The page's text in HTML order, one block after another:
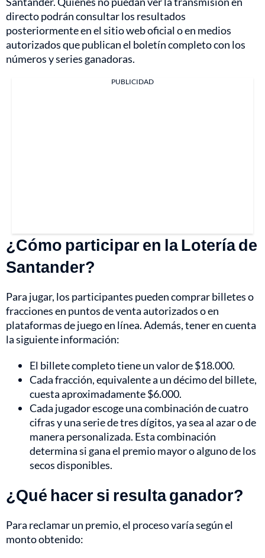
directo podrán consultar los resultados
posteriormente en el sitio web oficial o en medios
autorizados que publican el boletín completo con los
números y series ganadoras.
PUBLICIDAD
¿Cómo participar en la Lotería de
Santander?
Para jugar, los participantes pueden comprar billetes o
fracciones en puntos de venta autorizados o en
plataformas de juego en línea. Además, tener en cuenta
la siguiente información:
El billete completo tiene un valor de $18.000.
Cada fracción, equivalente a un décimo del billete,
cuesta aproximadamente $6.000.
Cada jugador escoge una combinación de cuatro
cifras y una serie de tres dígitos, ya sea al azar o de
manera personalizada. Esta combinación
determina si gana el premio mayor o alguno de los
secos disponibles.
¿Qué hacer si resulta ganador?
Para reclamar un premio, el proceso varía según el
monto obtenido: